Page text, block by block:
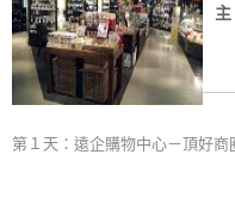
玩
樂
圖
第１天：遠企購物中心－頂好商